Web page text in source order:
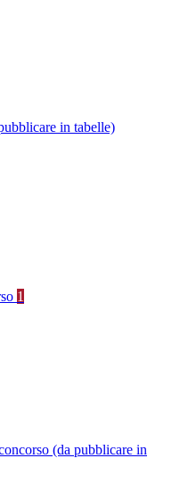
in tabelle)
1
(da pubblicare in